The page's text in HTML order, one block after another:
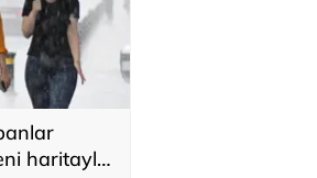
haritayla